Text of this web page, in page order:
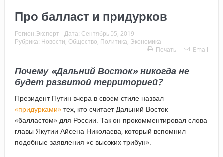
Про балласт и придурков
Регион.Эксперт Дата: Сентябрь 05, 2019
Рубрика: Новости Общество Политика Экономика
Печать
Email
Почему «Дальний Восток» никогда не
будет развитой территорией?
Президент Путин вчера в своем стиле назвал
«придурками»тех, кто считает Дальний Восток
«балластом» для России. Так он прокомментировал слова
главы Якутии Айсена Николаева, который вспомнил
подобные заявления «с высоких трибун».